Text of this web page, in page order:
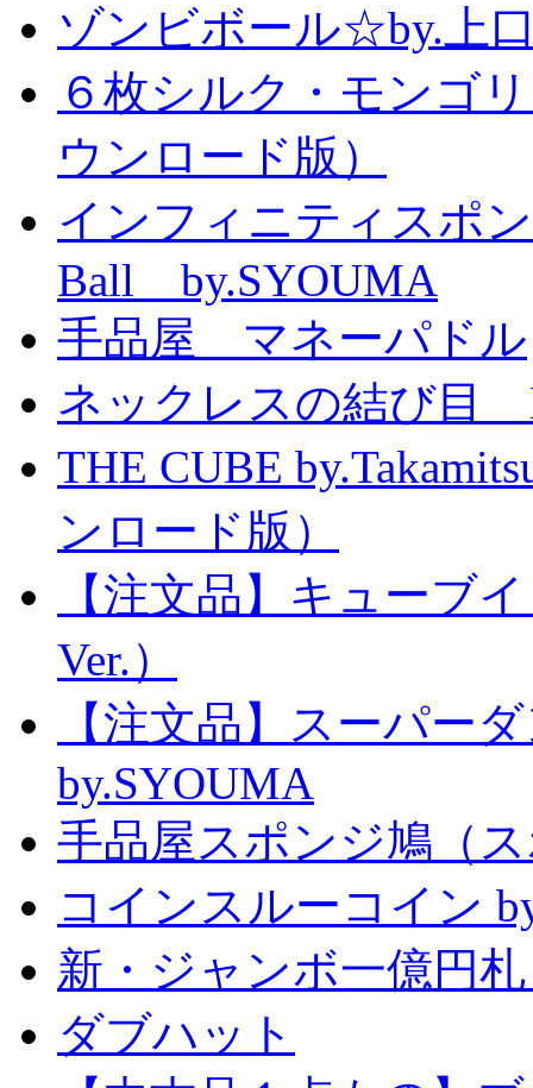
ゾンビボール☆by.上
６枚シルク・モンゴ
ウンロード版）
インフィニティスポ
Ball by.SYOUMA
手品屋 マネーパドル
ネックレスの結び目
THE CUBE
ンロード版）
【注文品】キューブ
Ver.）
【注文品】スーパ
by.SYOUMA
手品屋スポンジ鳩（
コインスルーコイン
新・ジャンボ一億円
ダブハット